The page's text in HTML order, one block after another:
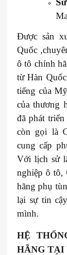
Được sản
Quốc
ô tô chính
từ Hàn
tiếng của
của thương
đã phát
còn gọi là
cung cấp
Với lịch sử
nghiệp ô tô,
hãng phụ
lại sự tin
mình.
HỆ
HÃNG TẠI